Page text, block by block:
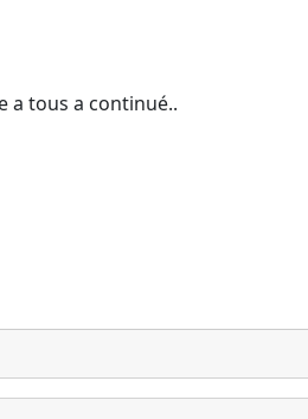
a tous a continué..